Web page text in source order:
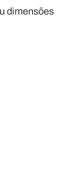
dimensões